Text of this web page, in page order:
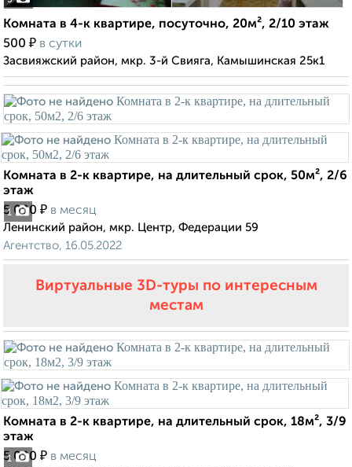
Комната в 4-к квартире, посуточно, 20м², 2/10 этаж
500 ₽ в сутки
Засвияжский район, мкр. 3-й Свияга, Камышинская 25к1
1
Комната в 2-к квартире, на длительный срок, 50м², 2/6
этаж
5 000 ₽ в месяц
Ленинский район, мкр. Центр, Федерации 59
Агентство, 16.05.2022
Виртуальные 3D-туры по интересным
местам
1
Комната в 2-к квартире, на длительный срок, 18м², 3/9
этаж
5 000 ₽ в месяц